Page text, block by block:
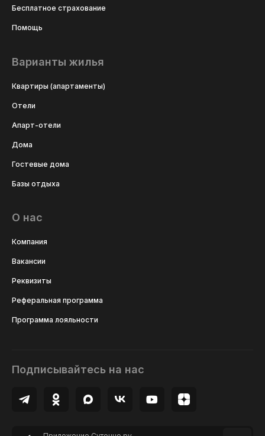
Бесплатное страхование
Помощь
Варианты жилья
Квартиры (апартаменты)
Отели
Апарт-отели
Дома
Гостевые дома
Базы отдыха
О нас
Компания
Вакансии
Реквизиты
Реферальная программа
Программа лояльности
Подписывайтесь на нас